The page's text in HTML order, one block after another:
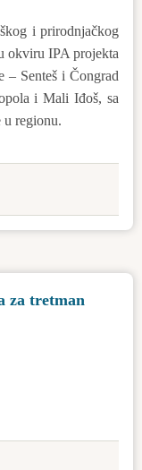
i prirodnjačkog
okviru IPA projekta
– Senteš i Čongrad
i Mali Iđoš, sa
u regionu.
za tretman